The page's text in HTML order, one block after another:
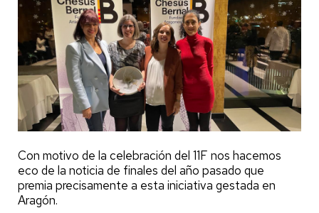
Con motivo de la celebración del 11F nos hacemos
eco de la noticia de finales del año pasado que
premia precisamente a esta iniciativa gestada en
Aragón.